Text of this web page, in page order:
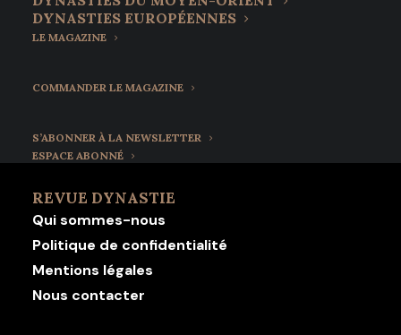
DYNASTIES EUROPÉENNES
LE MAGAZINE
COMMANDER LE MAGAZINE
S’ABONNER À LA NEWSLETTER
ESPACE ABONNÉ
REVUE DYNASTIE
Qui sommes-nous
Politique de confidentialité
Mentions légales
Nous contacter